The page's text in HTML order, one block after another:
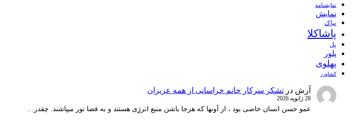
نمايشنامه
نمایش
نیاک
پاشاکلا
پل
پلور
پهلوی
کشاورز
آرش در تشکر سرکار خانم خراسانی از همه عزیزان
28 ژانویه 2026
عمو حسن انسان خاصی بود ، از آونها که هرجا باشن منبع انرژِی هستند و به فضا نور میپاشند. چقدر…